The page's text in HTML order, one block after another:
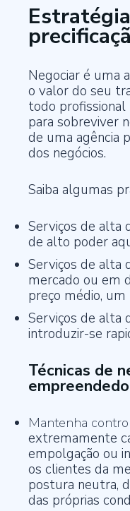
Negociar é uma
o valor do seu
todo profissional
para sobreviver
de uma agência
dos negócios.
Saiba algumas
Serviços de alta
de alto poder
Serviços de alta
mercado ou em
preço médio,
Serviços de alta
introduzir-se
Técnicas de
Mantenha
extremamente
empolgação ou
os clientes da
postura neutra,
das próprias